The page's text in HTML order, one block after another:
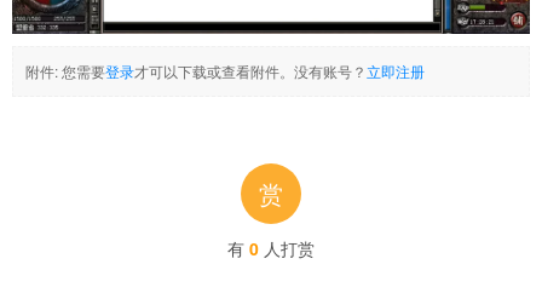
附件:您需要登录才可以下载或查看附件。没有账号？立即注册
赏
有 0 人打赏